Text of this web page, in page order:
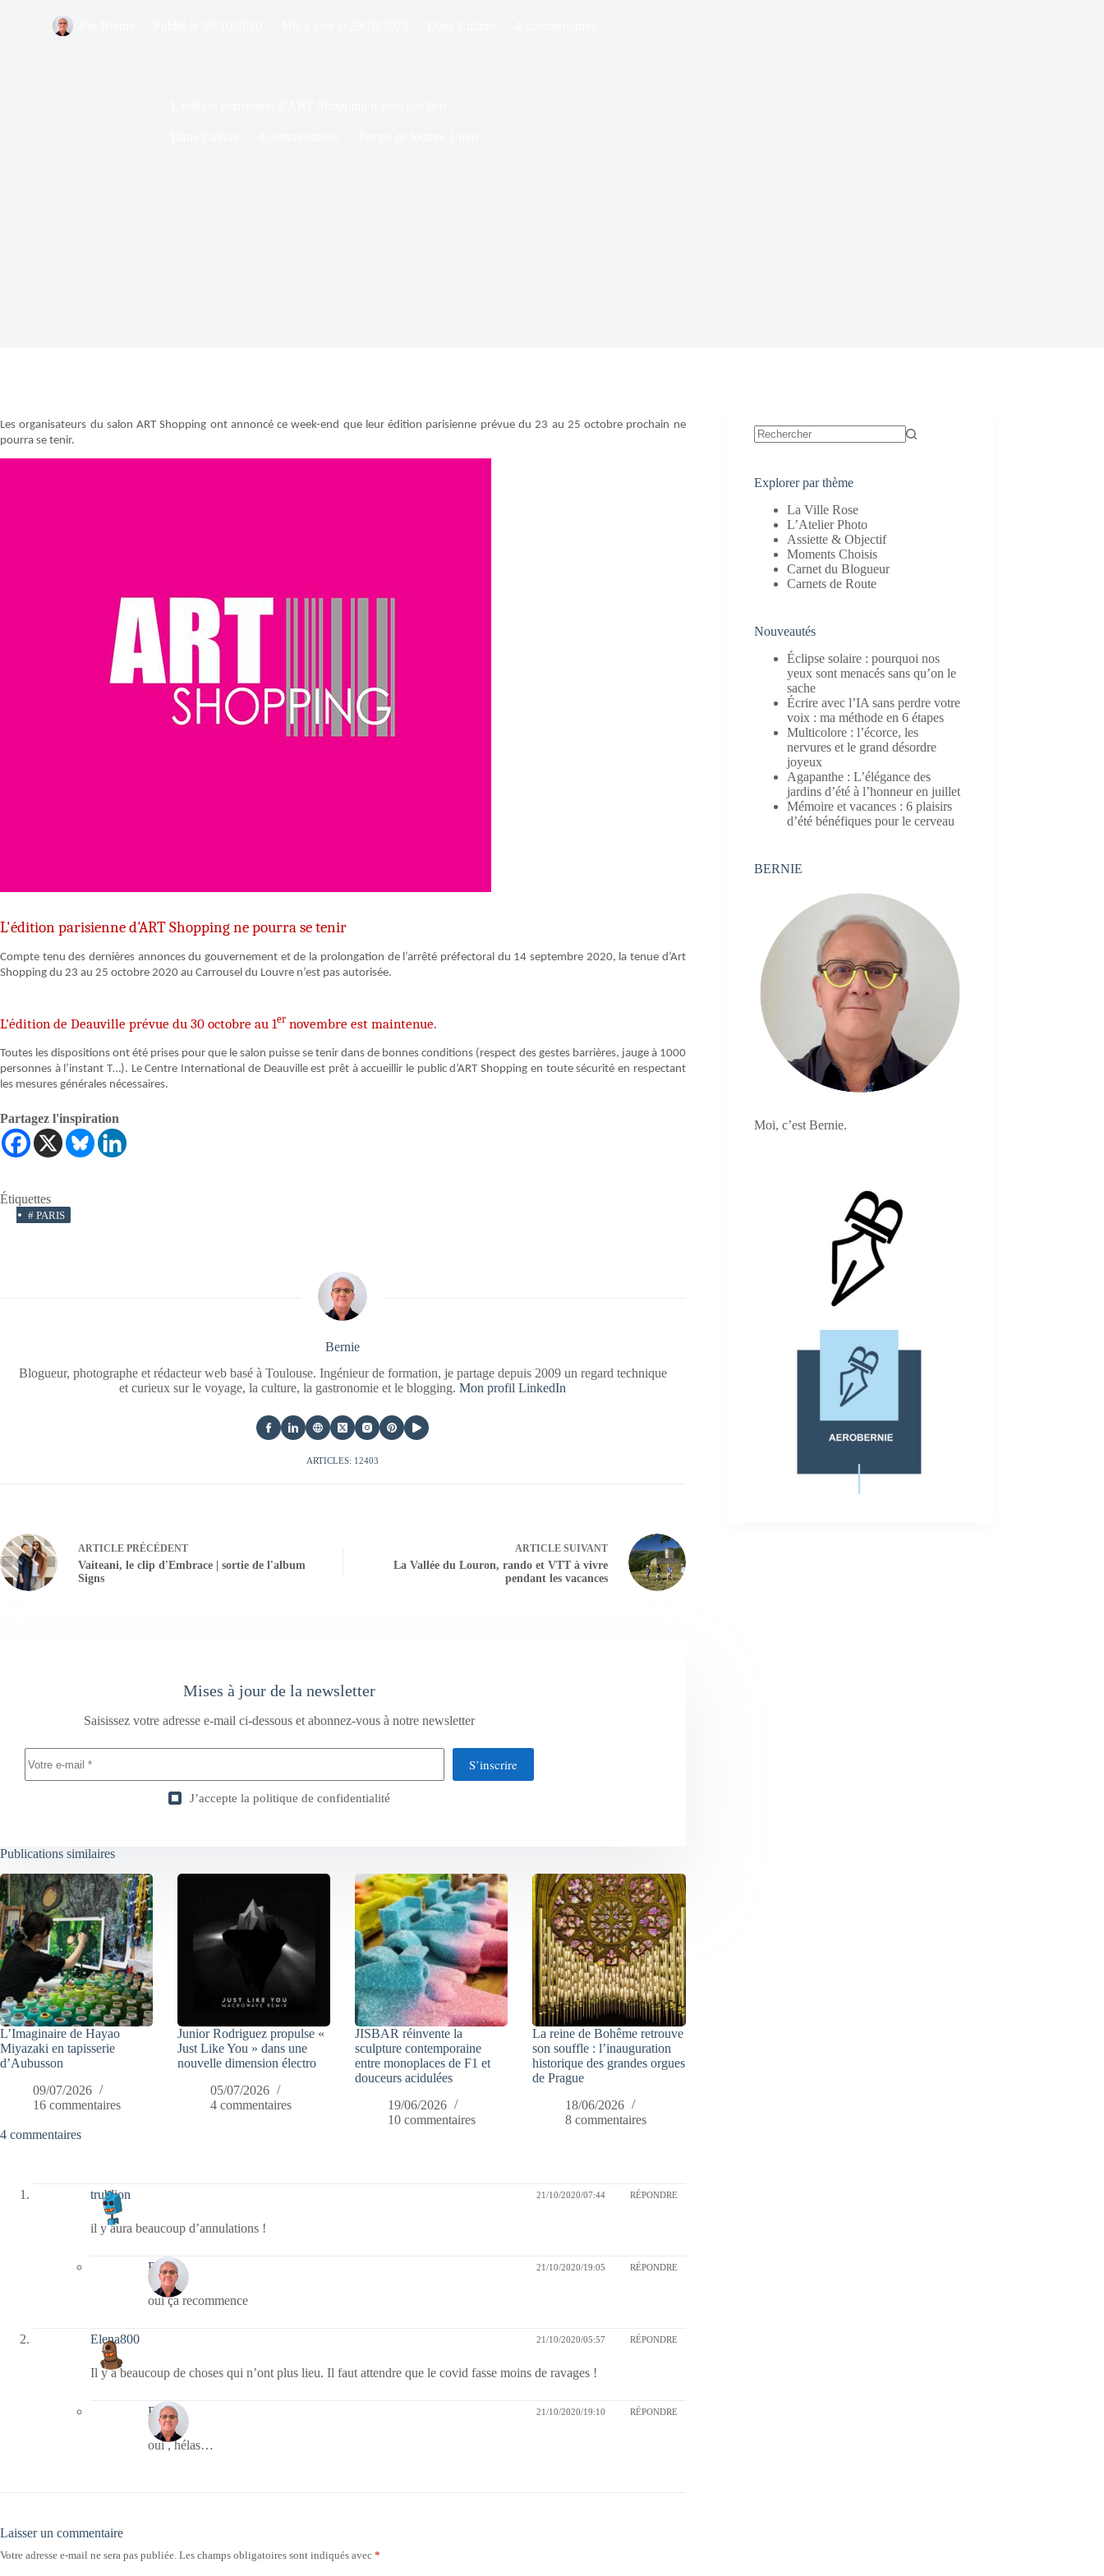
Les organisateurs du salon ART Shopping ont annoncé ce week-end que leur édition parisienne prévue du 23 au 25 octobre prochain ne
pourra se tenir.
L'édition parisienne d'ART Shopping ne pourra se tenir
Compte tenu des dernières annonces du gouvernement et de la prolongation de l’arrêté préfectoral du 14 septembre 2020, la tenue d’Art
Shopping du 23 au 25 octobre 2020 au Carrousel du Louvre n’est pas autorisée.
L’édition de Deauville prévue du 30 octobre au 1er novembre est maintenue.
Toutes les dispositions ont été prises pour que le salon puisse se tenir dans de bonnes conditions (respect des gestes barrières, jauge à 1000
personnes à l’instant T…). Le Centre International de Deauville est prêt à accueillir le public d’ART Shopping en toute sécurité en respectant
les mesures générales nécessaires.
Partagez l'inspiration
Étiquettes
# PARIS
Bernie
Blogueur, photographe et rédacteur web basé à Toulouse. Ingénieur de formation, je partage depuis 2009 un regard technique
et curieux sur le voyage, la culture, la gastronomie et le blogging.Mon profil LinkedIn
ARTICLES: 12403
ARTICLE PRÉCÉDENT
Vaiteani, le clip d'Embrace | sortie de l'album
Signs
ARTICLESUIVANT
La Vallée du Louron, rando et VTT à vivre
pendant les vacances
Mises à jour de la newsletter
Saisissez votre adresse e-mail ci-dessous et abonnez-vous à notre newsletter
S’inscrire
J’accepte la politique de confidentialité
Publications similaires
L’Imaginaire de Hayao
Miyazaki en tapisserie
d’Aubusson
09/07/2026
16 commentaires
Junior Rodriguez propulse «
Just Like You » dans une
nouvelle dimension électro
05/07/2026
4 commentaires
JISBAR réinvente la
sculpture contemporaine
entre monoplaces de F1 et
douceurs acidulées
19/06/2026
10 commentaires
La reine de Bohême retrouve
son souffle : l’inauguration
historique des grandes orgues
de Prague
18/06/2026
8 commentaires
4 commentaires
trublion 21/10/2020/07:44 RÉPONDRE
il y aura beaucoup d’annulations !
Bernie 21/10/2020/19:05 RÉPONDRE
oui ça recommence
Elena800 21/10/2020/05:57 RÉPONDRE
Il y a beaucoup de choses qui n’ont plus lieu. Il faut attendre que le covid fasse moins de ravages !
Bernie 21/10/2020/19:10 RÉPONDRE
oui , hélas…
Laisser un commentaire
Votre adresse e-mail ne sera pas publiée. Les champs obligatoires sont indiqués avec *
Explorer par thème
La Ville Rose
L’Atelier Photo
Assiette & Objectif
Moments Choisis
Carnet du Blogueur
Carnets de Route
Nouveautés
Éclipse solaire : pourquoi nos
yeux sont menacés sans qu’on le
sache
Écrire avec l’IA sans perdre votre
voix : ma méthode en 6 étapes
Multicolore : l’écorce, les
nervures et le grand désordre
joyeux
Agapanthe : L’élégance des
jardins d’été à l’honneur en juillet
Mémoire et vacances : 6 plaisirs
d’été bénéfiques pour le cerveau
BERNIE
Moi, c’est Bernie.